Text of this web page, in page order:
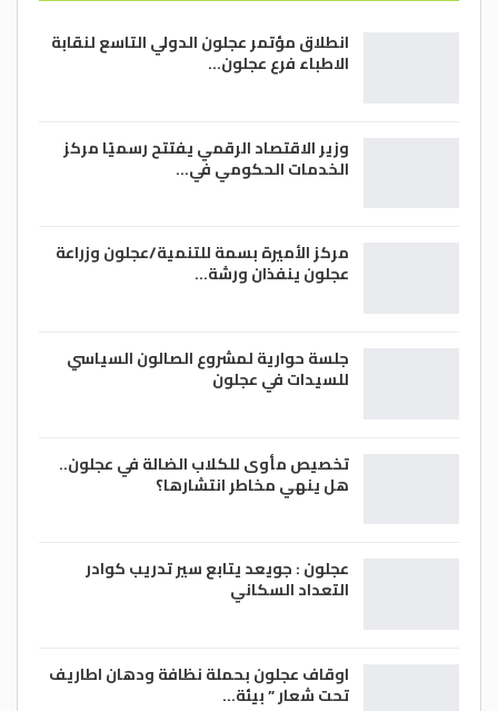
والمشكلات التي تقع في المجتمع، وأهمية
وقف دور بعض الأشخاص ممن يعتدون على
على العادات والتقاليد.
انطلاق مؤتمر عجلون الدولي التاسع لنقابة
الاطباء فرع عجلون…
وزير الاقتصاد الرقمي يفتتح رسميًا مركز
الخدمات الحكومي في…
مركز الأميرة بسمة للتنمية/عجلون وزراعة
عجلون ينفذان ورشة…
جلسة حوارية لمشروع الصالون السياسي
للسيدات في عجلون
تخصيص مأوى للكلاب الضالة في عجلون..
هل ينهي مخاطر انتشارها؟
عجلون : جويعد يتابع سير تدريب كوادر
التعداد السكاني
اوقاف عجلون بحملة نظافة ودهان اطاريف
تحت شعار ” بيئة…